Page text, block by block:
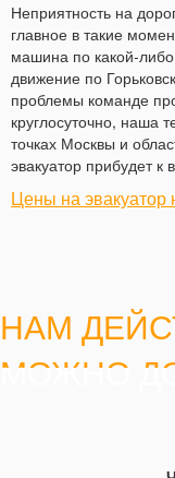
Неприятность на
главное в такие
машина по какой-
движение по
проблемы команде
круглосуточно, наша
точках Москвы и
эвакуатор прибудет к
Цены на эвакуатор
НАМ
МОЖНО